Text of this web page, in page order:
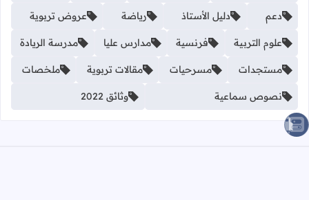
دعم دليل الأستاذ رياضة عروض تربوية
علوم التربية فرنسية مدارس عليا مدرسة الريادة
مستجدات مسرحيات مقالات تربوية ملخصات
نصوص سماعية وثائق 2022
الصعود للأعلى